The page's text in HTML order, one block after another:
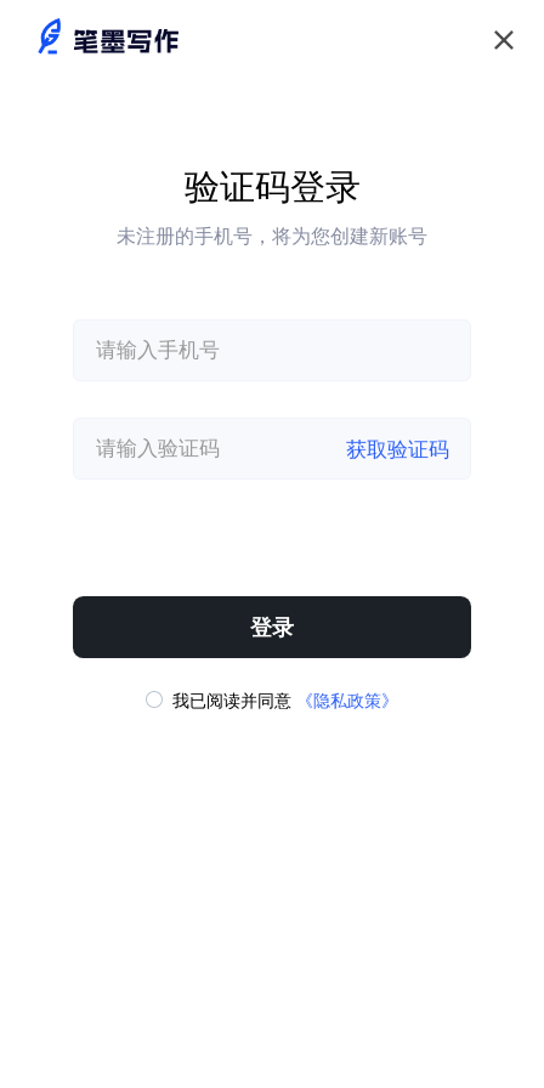
验证码登录
未注册的手机号，将为您创建新账号
获取验证码
登录
我已阅读并同意 《隐私政策》